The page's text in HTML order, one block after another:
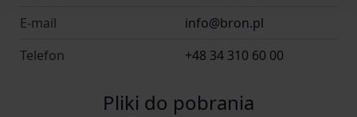
E-mail
info@bron.pl
Telefon
+48 34 310 60 00
Pliki do pobrania